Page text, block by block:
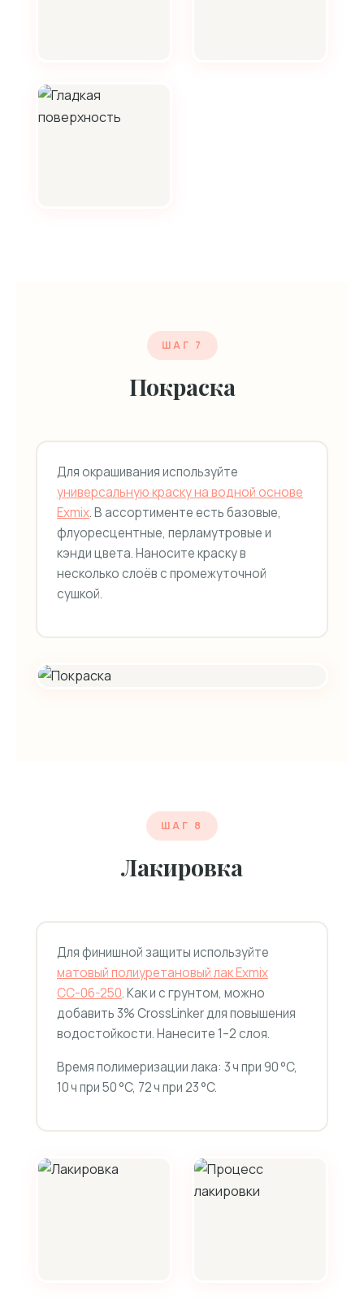
ШАГ 7
Покраска
Для окрашивания используйте
универсальную краску на водной основе
Exmix. В ассортименте есть базовые,
флуоресцентные, перламутровые и
кэнди цвета. Наносите краску в
несколько слоёв с промежуточной
сушкой.
ШАГ 8
Лакировка
Для финишной защиты используйте
матовый полиуретановый лак Exmix
СС-06-250. Как и с грунтом, можно
добавить 3% CrossLinker для повышения
водостойкости. Нанесите 1–2 слоя.
Время полимеризации лака: 3 ч при 90 °C,
10 ч при 50 °C, 72 ч при 23 °C.